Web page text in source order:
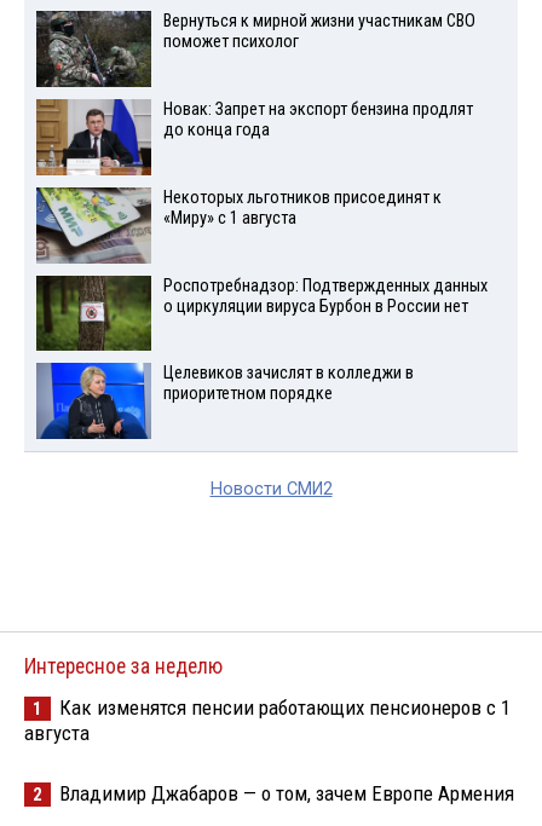
Вернуться к мирной жизни участникам СВО
поможет психолог
Новак: Запрет на экспорт бензина продлят
до конца года
Некоторых льготников присоединят к
«Миру» с 1 августа
Роспотребнадзор: Подтвержденных данных
о циркуляции вируса Бурбон в России нет
Целевиков зачислят в колледжи в
приоритетном порядке
Новости СМИ2
Интересное за неделю
1
Как изменятся пенсии работающих пенсионеров с 1
августа
2 Владимир Джабаров — о том, зачем Европе Армения